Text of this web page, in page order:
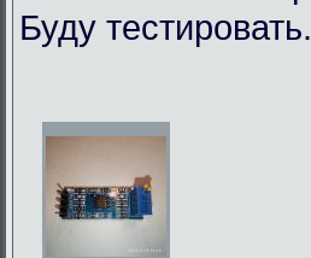
Буду тестировать.